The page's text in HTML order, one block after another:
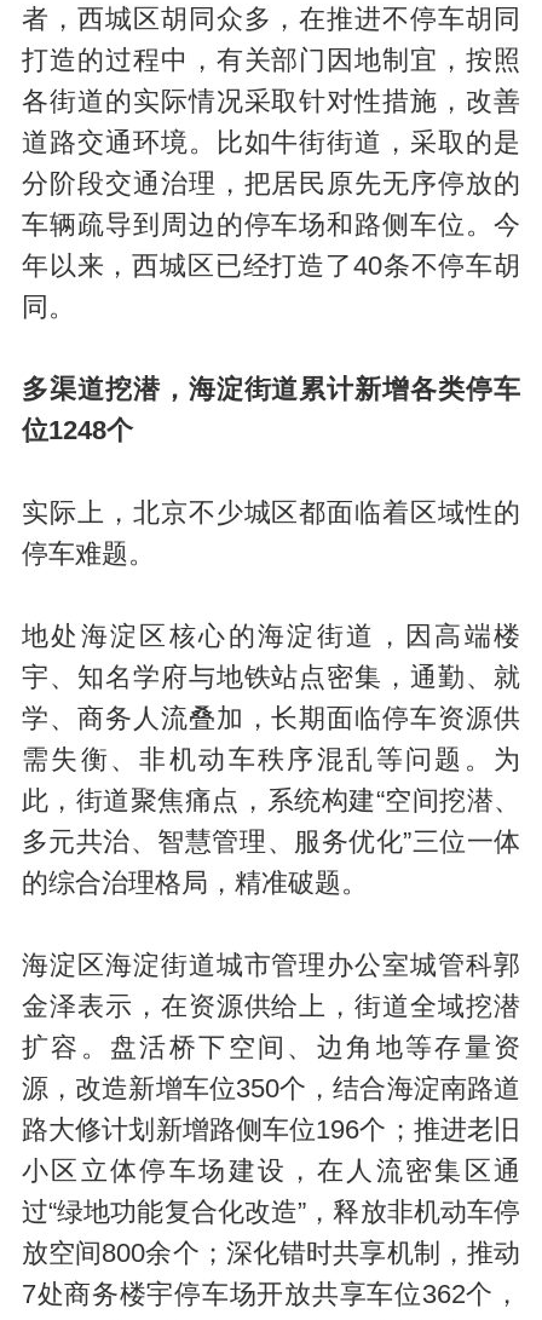
者，西城区胡同众多，在推进不停车胡同
打造的过程中，有关部门因地制宜，按照
各街道的实际情况采取针对性措施，改善
道路交通环境。比如牛街街道，采取的是
分阶段交通治理，把居民原先无序停放的
车辆疏导到周边的停车场和路侧车位。今
年以来，西城区已经打造了40条不停车胡
同。
多渠道挖潜，海淀街道累计新增各类停车
位1248个
实际上，北京不少城区都面临着区域性的
停车难题。
地处海淀区核心的海淀街道，因高端楼
宇、知名学府与地铁站点密集，通勤、就
学、商务人流叠加，长期面临停车资源供
需失衡、非机动车秩序混乱等问题。为
此，街道聚焦痛点，系统构建“空间挖潜、
多元共治、智慧管理、服务优化”三位一体
的综合治理格局，精准破题。
海淀区海淀街道城市管理办公室城管科郭
金泽表示，在资源供给上，街道全域挖潜
扩容。盘活桥下空间、边角地等存量资
源，改造新增车位350个，结合海淀南路道
路大修计划新增路侧车位196个；推进老旧
小区立体停车场建设，在人流密集区通
过“绿地功能复合化改造”，释放非机动车停
放空间800余个；深化错时共享机制，推动
7处商务楼宇停车场开放共享车位362个，